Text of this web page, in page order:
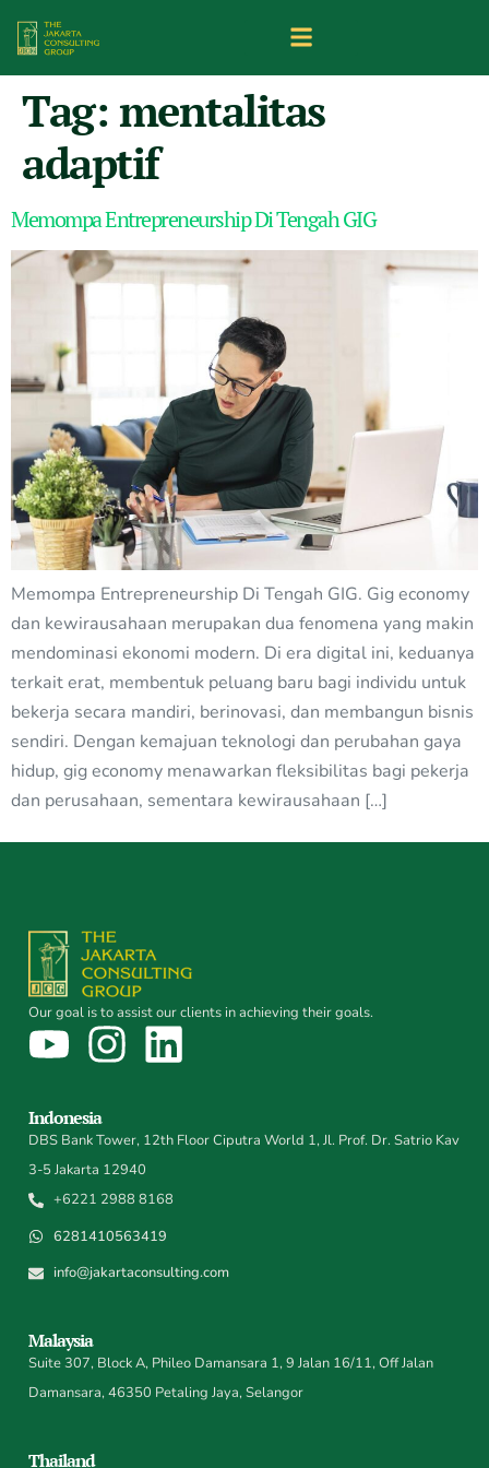
Tag: mentalitas
adaptif
Memompa Entrepreneurship Di Tengah GIG
Memompa Entrepreneurship Di Tengah GIG. Gig economy
dan kewirausahaan merupakan dua fenomena yang makin
mendominasi ekonomi modern. Di era digital ini, keduanya
terkait erat, membentuk peluang baru bagi individu untuk
bekerja secara mandiri, berinovasi, dan membangun bisnis
sendiri. Dengan kemajuan teknologi dan perubahan gaya
hidup, gig economy menawarkan fleksibilitas bagi pekerja
dan perusahaan, sementara kewirausahaan […]
Our goal is to assist our clients in achieving their goals.
Indonesia
DBS Bank Tower, 12th Floor Ciputra World 1, Jl. Prof. Dr. Satrio Kav
3-5 Jakarta 12940
+6221 2988 8168
6281410563419
info@jakartaconsulting.com
Malaysia
Suite 307, Block A, Phileo Damansara 1, 9 Jalan 16/11, Off Jalan
Damansara, 46350 Petaling Jaya, Selangor
Thailand